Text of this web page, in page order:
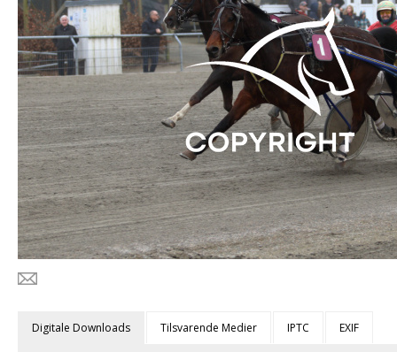
Digitale Downloads Tilsvarende Medier IPTC EXIF